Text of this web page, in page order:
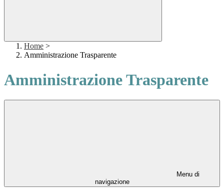
Home >
Amministrazione Trasparente
Amministrazione Trasparente
Menu di
navigazione